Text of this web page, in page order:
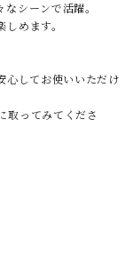
シーンで活躍。
めます。
心してお使いいただけ
取ってみてくださ